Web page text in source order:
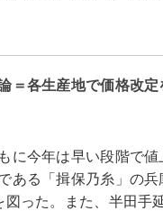
＝各生産地で価格改
に今年は早い段階で値
ある「揖保乃糸」の
った。また、半田手